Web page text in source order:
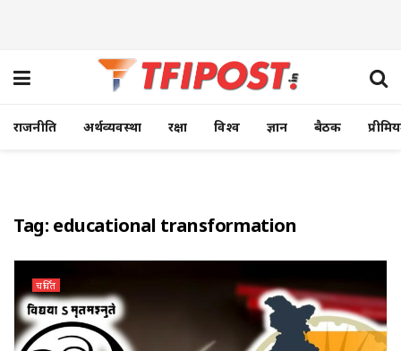
राजनीति अर्थव्यवस्था रक्षा विश्व ज्ञान बैठक
Tag: educational transformation
चर्चित